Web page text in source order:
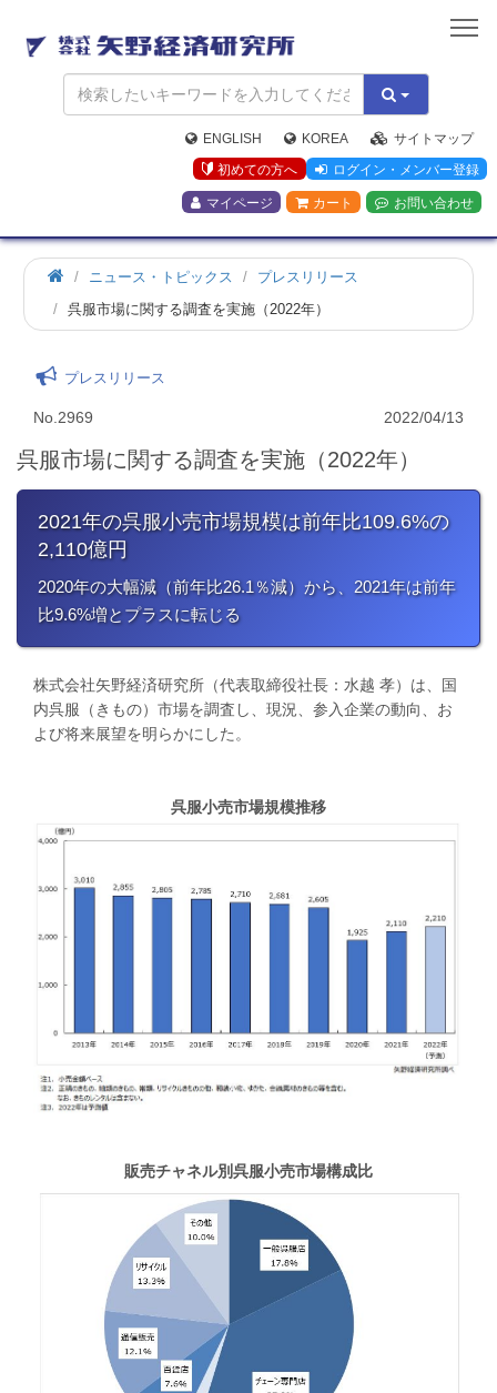
矢
野
経
済
研
究
所
ENGLISH KOREA
サイトマップ
初めての方へ
ログイン・メンバー登録
マイページ カート お問い合わせ
ニュース・トピックス
プレスリリース
呉服市場に関する調査を実施（2022年）
プレスリリース
No.2969 2022/04/13
呉服市場に関する調査を実施（2022年）
2021年の呉服小売市場規模は前年比109.6%の
2,110億円
2020年の大幅減（前年比26.1％減）から、2021年は前年
比9.6%増とプラスに転じる
株式会社矢野経済研究所（代表取締役社長：水越 孝）は、国
内呉服（きもの）市場を調査し、現況、参入企業の動向、お
よび将来展望を明らかにした。
呉服小売市場規模推移
販売チャネル別呉服小売市場構成比